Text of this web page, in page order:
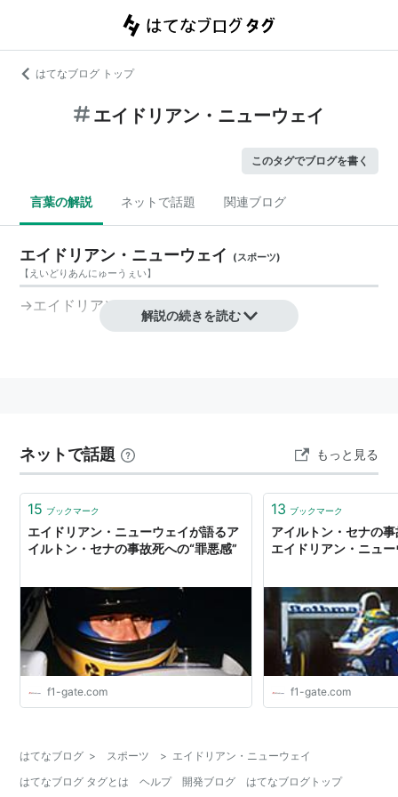
はてなブログ トップ
エイドリアン・ニューウェイ
このタグでブログを書く
言葉の解説 ネットで話題 関連ブログ
エイドリアン・ニューウェイ (スポーツ)
【 えいどりあんにゅーうぇい】
→エイドリアン・ニューエイ
解説の続きを読む
ネットで話題 もっと見る
15 ブックマーク
エイドリアン・ニューウェイが語るア
イルトン・セナの事故死への“罪悪感”
f1-gate.com
13 ブックマーク
アイルトン・セナの
エイドリアン・ニュ
f1-gate.com
はてなブログ > スポーツ > エイドリアン・ニューウェイ
はてなブログ タグとは
ヘルプ 開発ブログ はてなブログトップ